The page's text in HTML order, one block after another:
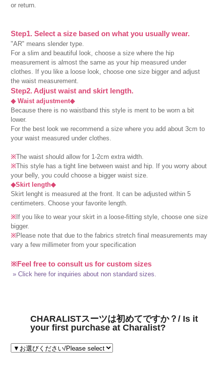
or return.
Step1. Select a size based on what you usually wear.
"AR" means slender type.
For a slim and beautiful look, choose a size where the hip
measurement is almost the same as your hip measured under
clothes. If you like a loose look, choose one size bigger and adjust
the waist measurement.
Step2. Adjust waist and skirt length.
◆ Waist adjustment◆
Because there is no waistband this style is ment to be worn a bit
lower.
For the best look we recommend a size where you add about 3cm to
your waist measured under clothes.
※The waist should allow for 1-2cm extra width.
※This style has a tight line between waist and hip. If you worry about
your belly, you could choose a bigger waist size.
◆Skirt length◆
Skirt lenght is measured at the front. It can be adjusted within 5
centimeters. Choose your favorite length.
※If you like to wear your skirt in a loose-fitting style, choose one size
bigger.
※Please note that due to the fabrics stretch final measurements may
vary a few millimeter from your specification
※Feel free to consult us for custom sizes
» Click here for inquiries about non standard sizes.
CHARALISTスーツは初めてですか？/ Is it
your first purchase at Charalist?